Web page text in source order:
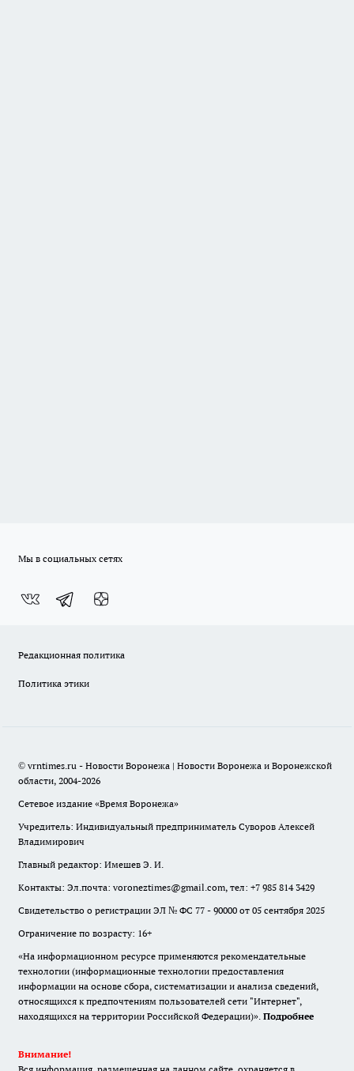
Мы в социальных сетях
Редакционная политика
Политика этики
© vrntimes.ru - Новости Воронежа | Новости Воронежа и Воронежской
области, 2004-2026
Сетевое издание «Время Воронежа»
Учредитель: Индивидуальный предприниматель Суворов Алексей
Владимирович
Главный редактор: Имешев Э. И.
Контакты: Эл.почта: voroneztimes@gmail.com, тел: +7 985 814 3429
Свидетельство о регистрации ЭЛ № ФС 77 - 90000 от 05 сентября 2025
Ограничение по возрасту: 16+
«На информационном ресурсе применяются рекомендательные
технологии (информационные технологии предоставления
информации на основе сбора, систематизации и анализа сведений,
относящихся к предпочтениям пользователей сети "Интернет",
находящихся на территории Российской Федерации)». Подробнее
Внимание!